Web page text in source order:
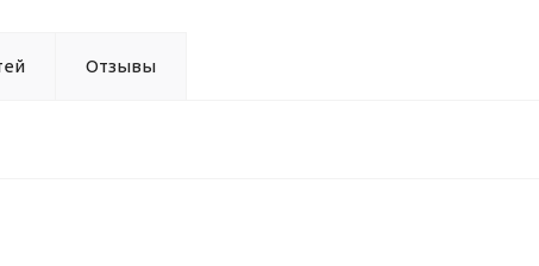
Отзывы